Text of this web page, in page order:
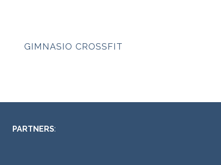
GIMNASIO CROSSFIT
PARTNERS: